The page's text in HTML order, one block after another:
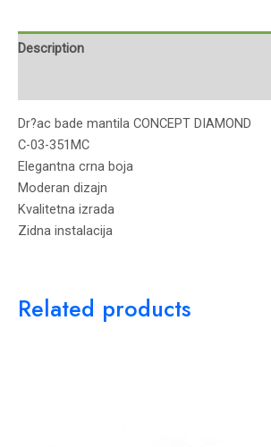
Description
Dr?ac bade mantila CONCEPT DIAMOND
C-03-351MC
Elegantna crna boja
Moderan dizajn
Kvalitetna izrada
Zidna instalacija
Related products